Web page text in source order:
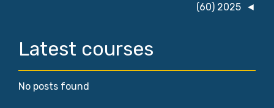
◄
2025
(60)
Latest courses
No posts found